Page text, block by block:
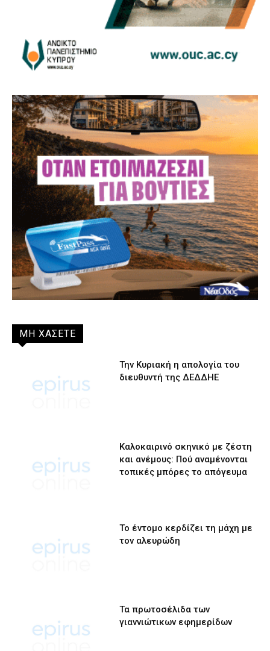
ΜΗ ΧΑΣΕΤΕ
Την Κυριακή η απολογία του
διευθυντή της ΔΕΔΔΗΕ
Καλοκαιρινό σκηνικό με ζέστη
και ανέμους: Πού αναμένονται
τοπικές μπόρες το απόγευμα
Το έντομο κερδίζει τη μάχη με
τον αλευρώδη
Τα πρωτοσέλιδα των
γιαννιώτικων εφημερίδων